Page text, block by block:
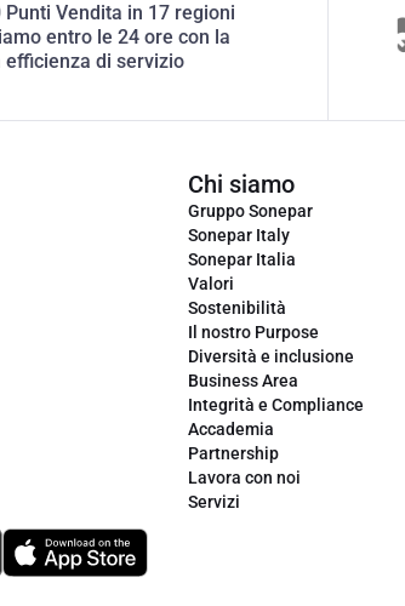
Punti Vendita in 17 regioni
entro le 24 ore con la
efficienza di servizio
Chi siamo
Gruppo Sonepar
Sonepar Italy
Sonepar Italia
Valori
Sostenibilità
Il nostro Purpose
Diversità e inclusione
Business Area
Integrità e Compliance
Accademia
Partnership
Lavora con noi
Servizi